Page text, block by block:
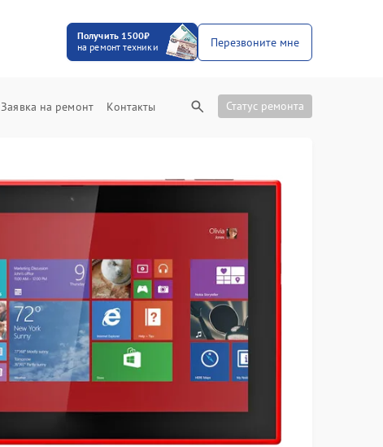
Получить 1500₽
на ремонт техники
Перезвоните мне
Заявка на ремонт Контакты Статус ремонта